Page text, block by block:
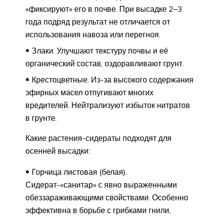
«фиксируют» его в почве. При высадке 2–3
года подряд результат не отличается от
использования навоза или перегноя.
Злаки. Улучшают текстуру почвы и её
органический состав, оздоравливают грунт.
Крестоцветные. Из-за высокого содержания
эфирных масел отпугивают многих
вредителей. Нейтрализуют избыток нитратов
в грунте.
Какие растения-сидераты подходят для
осенней высадки:
Горчица листовая (белая).
Сидерат-«санитар» с явно выраженными
обеззараживающими свойствами. Особенно
эффективна в борьбе с грибками гнили,